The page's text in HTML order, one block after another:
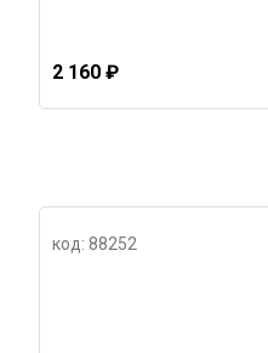
2 160 ₽
код: 88252